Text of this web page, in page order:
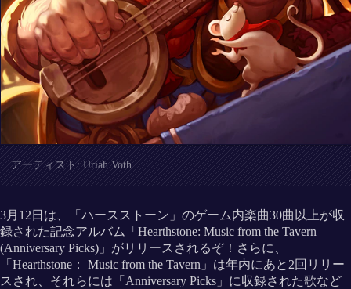
アーティスト: Uriah Voth
3月12日は、「ハースストーン」のゲーム内楽曲30曲以上が収
録された記念アルバム「Hearthstone: Music from the Tavern
(Anniversary Picks)」がリリースされるぞ！さらに、
「Hearthstone： Music from the Tavern」は年内にあと2回リリー
スされ、それらには「Anniversary Picks」に収録された歌など